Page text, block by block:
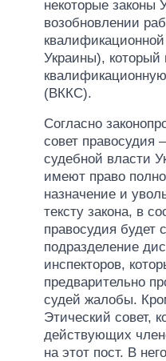
некоторые законы
возобновлении
Украины),
(ВККС).
Согласно
совет правосудия
судебной власти
имеют право
назначение и
тексту закона, в
правосудия будет
подразделение
инспекторов,
предварительно
судей жалобы.
Этический совет,
действующих
на этот пост. В